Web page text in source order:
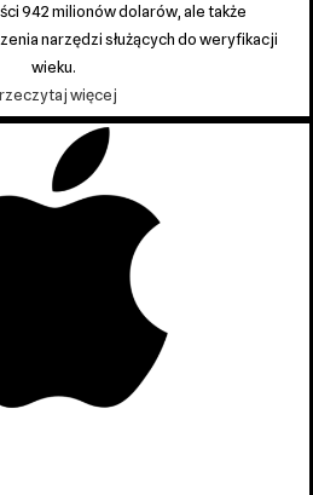
942 milionów dolarów, ale także
narzędzi służących do weryfikacji
wieku.
więcej
ma
miliony
dolarów
za
krzywdę
wyrządzoną
dzieciom